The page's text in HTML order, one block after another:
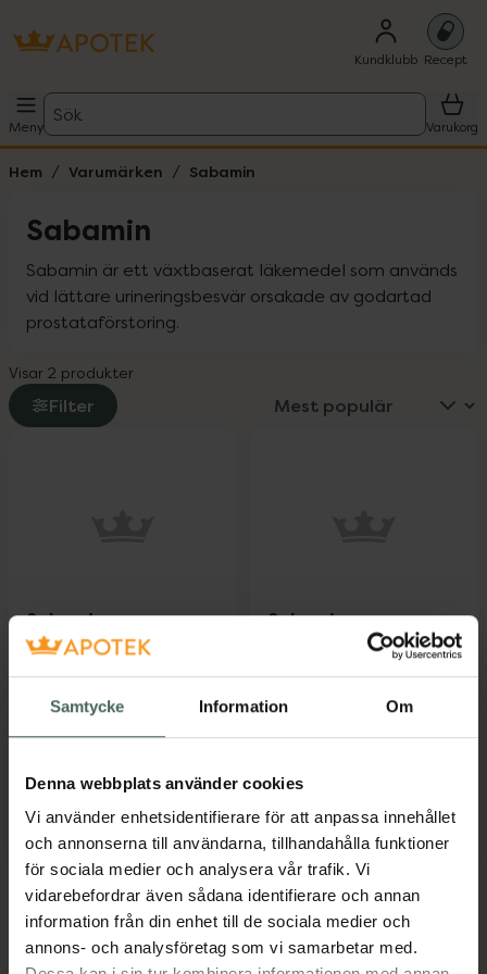
Samtycke Information Om
Denna webbplats använder cookies
Vi använder enhetsidentifierare för att anpassa innehållet
och annonserna till användarna, tillhandahålla funktioner
för sociala medier och analysera vår trafik. Vi
vidarebefordrar även sådana identifierare och annan
information från din enhet till de sociala medier och
annons- och analysföretag som vi samarbetar med.
Kundklubb Recept
Meny
Sök
Varukorg
Hem Varumärken Sabamin
Sabamin
Sabamin är ett växtbaserat läkemedel som används
vid lättare urineringsbesvär orsakade av godartad
prostataförstoring.
Visar 2 produkter
Filter
Sabamin
Sågpalmetto, frukt,
Kapsel, mjuk, 90
kapsel/kaps...
465 kr
Sabamin, 465 kr.
Sabamin
Sågpalmetto, frukt,
Kapsel, mjuk, 30
kapsel/kaps...
Köp Sabamin,
Kronans Apotek finns här för dig. Du hittar oss från Skåne i